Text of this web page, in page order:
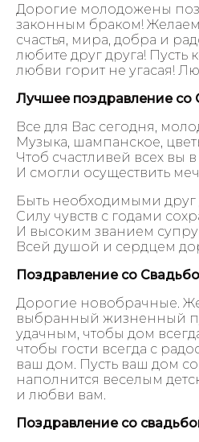
Дорогие молодожены
законным браком!
счастья, мира, добра и
любите друг друга! Пусть
любви горит не угасая!
Лучшее поздравление со
Все для Вас сегодня,
Музыка, шампанское,
Чтоб счастливей всех вы
И смогли осуществить
Быть необходимыми друг
Силу чувств с годами
И высоким званием
Всей душой и сердцем
Поздравление со
Дорогие новобрачные.
выбранный жизненный
удачным, чтобы дом
чтобы гости всегда с
ваш дом. Пусть ваш дом
наполнится веселым
и любви вам.
Поздравление со